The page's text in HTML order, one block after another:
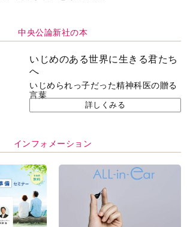
書く前の準
耳にすっぽり！オーティコン補
Ear の「オーティコン ジー
トするオ
ン
」発売
【編集部より】広告ページにつ
いてのお詫びと訂正